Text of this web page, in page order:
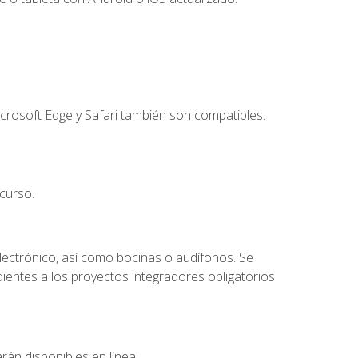
Edge y Safari también son compatibles.
así como bocinas o audífonos. Se
a los proyectos integradores obligatorios